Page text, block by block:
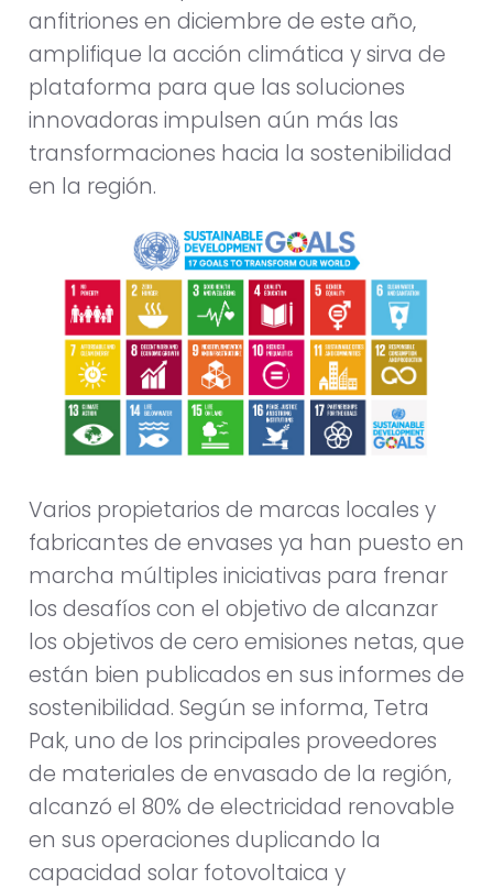
anfitriones en diciembre de este año,
amplifique la acción climática y sirva de
plataforma para que las soluciones
innovadoras impulsen aún más las
transformaciones hacia la sostenibilidad
en la región.
Varios propietarios de marcas locales y
fabricantes de envases ya han puesto en
marcha múltiples iniciativas para frenar
los desafíos con el objetivo de alcanzar
los objetivos de cero emisiones netas, que
están bien publicados en sus informes de
sostenibilidad. Según se informa, Tetra
Pak, uno de los principales proveedores
de materiales de envasado de la región,
alcanzó el 80% de electricidad renovable
en sus operaciones duplicando la
capacidad solar fotovoltaica y